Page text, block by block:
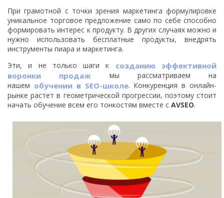
При грамотной с точки зрения маркетинга формулировке
уникальное торговое предложение само по себе способно
формировать интерес к продукту. В других случаях можно и
нужно использовать бесплатные продукты, внедрять
инструменты пиара и маркетинга.
Эти, и не только шаги к
созданию эффективной
воронки продаж
мы рассматриваем на
нашем обучении в SEO-школе. Конкуренция в онлайн-
рынке растет в геометрической прогрессии, поэтому стоит
начать обучение всем его тонкостям вместе с AVSEO.